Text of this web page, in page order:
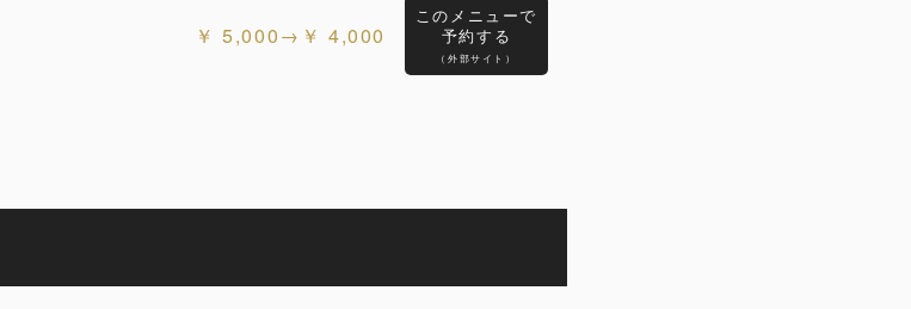
5,000→￥ 4,000
このメニューで
予約する
（外部サイト）